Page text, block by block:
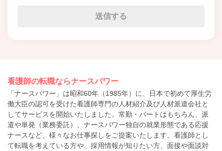
看護師の転職ならナースパワー
「ナースパワー」は昭和60年（1985年）に、日本で初めて厚生労
働大臣の認可を受けた看護師専門の人材紹介及び人材派遣会社と
してサービスを開始いたしました。常勤・パートはもちろん、派
遣や単発（業務委託）、ナースパワー独自の就業形態である応援
ナースなど、様々なお仕事探しをご提案いたします。看護師とし
て転職を考えている方や、採用情報が知りたい方、面接や面談対